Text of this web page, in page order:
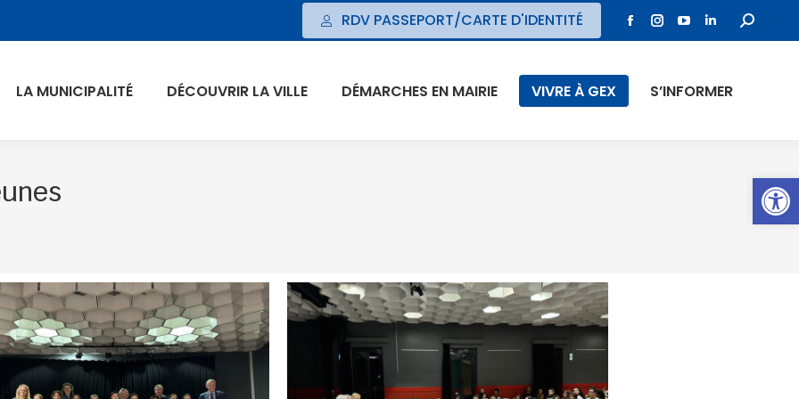
Ouvrir
RDV PASSEPORT/CARTE D'IDENTITÉ
LA MUNICIPALITÉ DÉCOUVRIR LA VILLE DÉMARCHES EN MAIRIE VIVRE À GEX S’INFORMER